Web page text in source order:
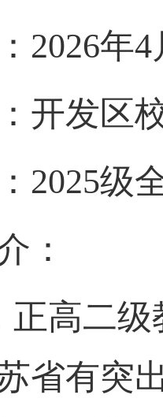
2026年4
开发区
2025级
：
正高二
省有突